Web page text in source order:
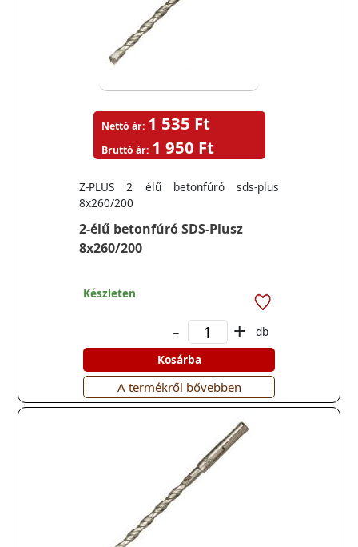
2-élű betonfúró SDS-Plusz
8x260/200
Z-PLUS 2 élű betonfúró sds-plus
8x260/200
Nettó ár: 1 535 Ft
Bruttó ár: 1 950 Ft
Készleten
- +
db
Kosárba
A termékről bővebben